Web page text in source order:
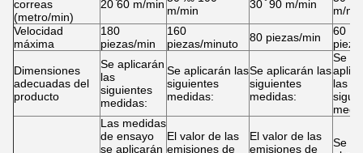
correas
(metro/min)
20 ̊60 m/min m/min
30 ̊ 90 m/min
m/
Velocidad
máxima
180
piezas/min
160
piezas/minuto
80 piezas/min
60
Dimensiones
adecuadas del
producto
Se aplicarán
las
siguientes
medidas:
Se aplicarán las
siguientes
medidas:
Se aplicarán las
siguientes
medidas:
Se
las
Las medidas
de ensayo
se aplicarán
El valor de las
emisiones de
El valor de las
emisiones de
Se